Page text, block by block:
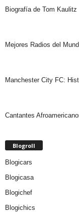
Biografía de Tom Kaulitz
Mejores Radios del
Manchester City FC:
Cantantes
Blogroll
Blogicars
Blogicasa
Blogichef
Blogichics